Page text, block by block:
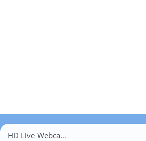
HD Live Webcams Maršovice